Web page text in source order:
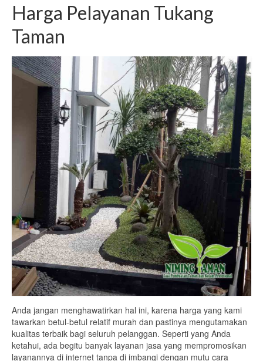
Harga Pelayanan Tukang
Taman
Anda jangan menghawatirkan hal ini, karena harga yang kami
tawarkan betul-betul relatif murah dan pastinya mengutamakan
kualitas terbaik bagi seluruh pelanggan. Seperti yang Anda
ketahui, ada begitu banyak layanan jasa yang mempromosikan
layanannya di internet tanpa di imbangi dengan mutu cara